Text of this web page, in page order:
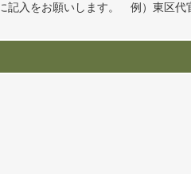
記入をお願いします。 例）東区代